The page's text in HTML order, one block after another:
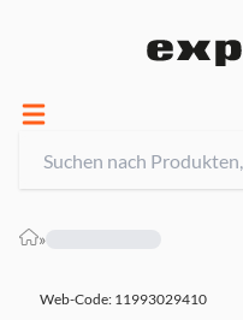
»
Web-Code: 11993029410